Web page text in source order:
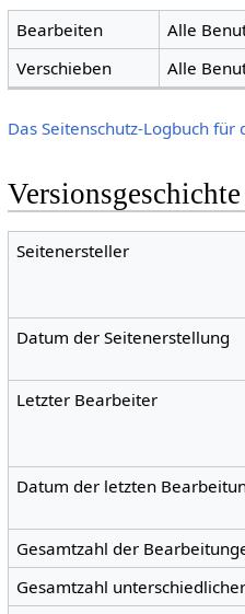
Bearbeiten
Alle
Verschieben
Alle
Das Seitenschutz-Logbuch für
Versionsgeschichte
Seitenersteller
Datum der Seitenerstellung
Letzter Bearbeiter
Datum der letzten
Gesamtzahl der
Gesamtzahl